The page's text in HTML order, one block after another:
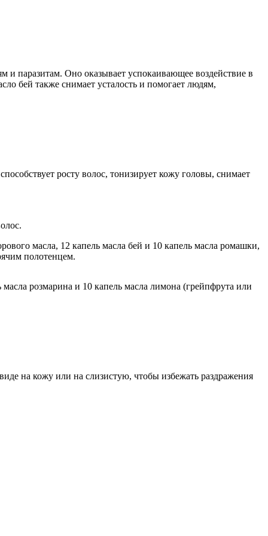
паразитам. Оно оказывает успокаивающее воздействие в
бей также снимает усталость и помогает людям,
росту волос, тонизирует кожу головы, снимает
масла, 12 капель масла бей и 10 капель масла ромашки,
полотенцем.
розмарина и 10 капель масла лимона (грейпфрута или
на кожу или на слизистую, чтобы избежать раздражения